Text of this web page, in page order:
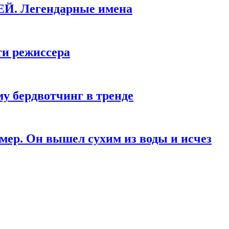
Легендарные имена
режиссера
бердвотчинг в тренде
Он вышел сухим из воды и исчез